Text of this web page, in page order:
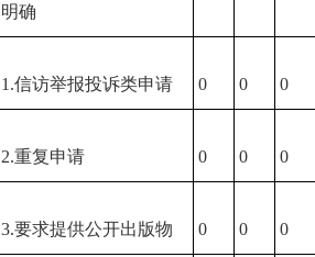
明确
1.信访举报投诉类申请 0 0 0
2.重复申请 0 0 0
3.要求提供公开出版物 0 0 0